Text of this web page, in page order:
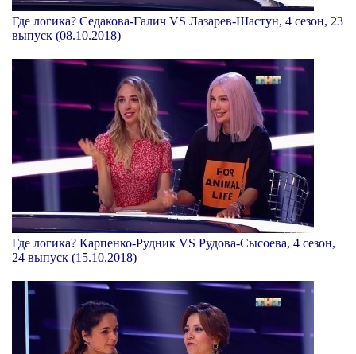
Где логика? Седакова-Галич VS Лазарев-Шастун, 4 сезон, 23
выпуск (08.10.2018)
Где логика? Карпенко-Рудник VS Рудова-Сысоева, 4 сезон,
24 выпуск (15.10.2018)